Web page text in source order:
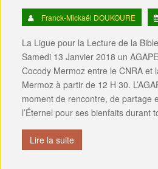
Franck-Mickaël DOUKOURE
La Ligue pour la Lecture de la
Samedi 13 Janvier 2018 un
Cocody Mermoz entre le CNRA et
Mermoz à partir de 12 H 30.
moment de rencontre, de partage
l’Éternel pour ses bienfaits durant
Lire la suite